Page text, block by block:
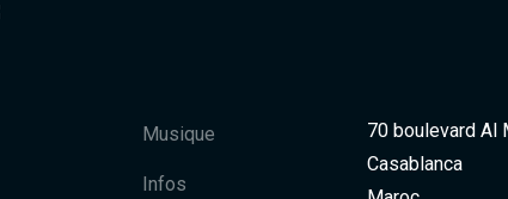
Musique
Infos
70 boulevard Al
Casablanca